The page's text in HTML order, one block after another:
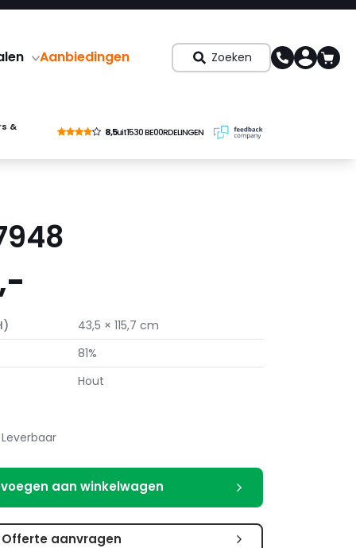
Aanbiedingen Zoeken
&
8,5uit1530 BE00RDELINGEN
43,5 × 115,7 cm
81%
Hout
Leverbaar
aan winkelwagen
Offerte aanvragen